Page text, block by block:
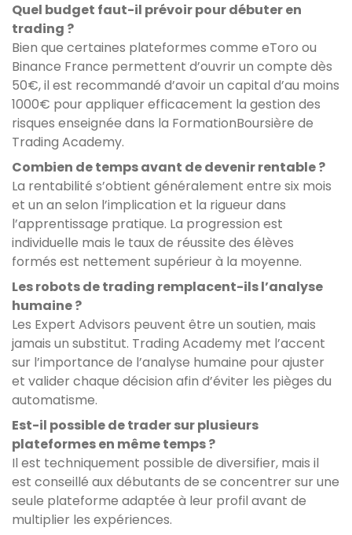
Quel budget faut-il prévoir pour débuter en
trading ?
Bien que certaines plateformes comme eToro ou
Binance France permettent d’ouvrir un compte dès
50€, il est recommandé d’avoir un capital d’au moins
1000€ pour appliquer efficacement la gestion des
risques enseignée dans la FormationBoursière de
Trading Academy.
Combien de temps avant de devenir rentable ?
La rentabilité s’obtient généralement entre six mois
et un an selon l’implication et la rigueur dans
l’apprentissage pratique. La progression est
individuelle mais le taux de réussite des élèves
formés est nettement supérieur à la moyenne.
Les robots de trading remplacent-ils l’analyse
humaine ?
Les Expert Advisors peuvent être un soutien, mais
jamais un substitut. Trading Academy met l’accent
sur l’importance de l’analyse humaine pour ajuster
et valider chaque décision afin d’éviter les pièges du
automatisme.
Est-il possible de trader sur plusieurs
plateformes en même temps ?
Il est techniquement possible de diversifier, mais il
est conseillé aux débutants de se concentrer sur une
seule plateforme adaptée à leur profil avant de
multiplier les expériences.